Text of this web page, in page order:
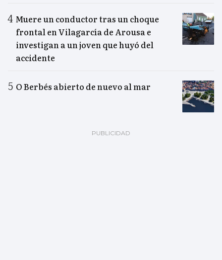
Muere un conductor tras un choque
frontal en Vilagarcía de Arousa e
investigan a un joven que huyó del
accidente
O Berbés abierto de nuevo al mar